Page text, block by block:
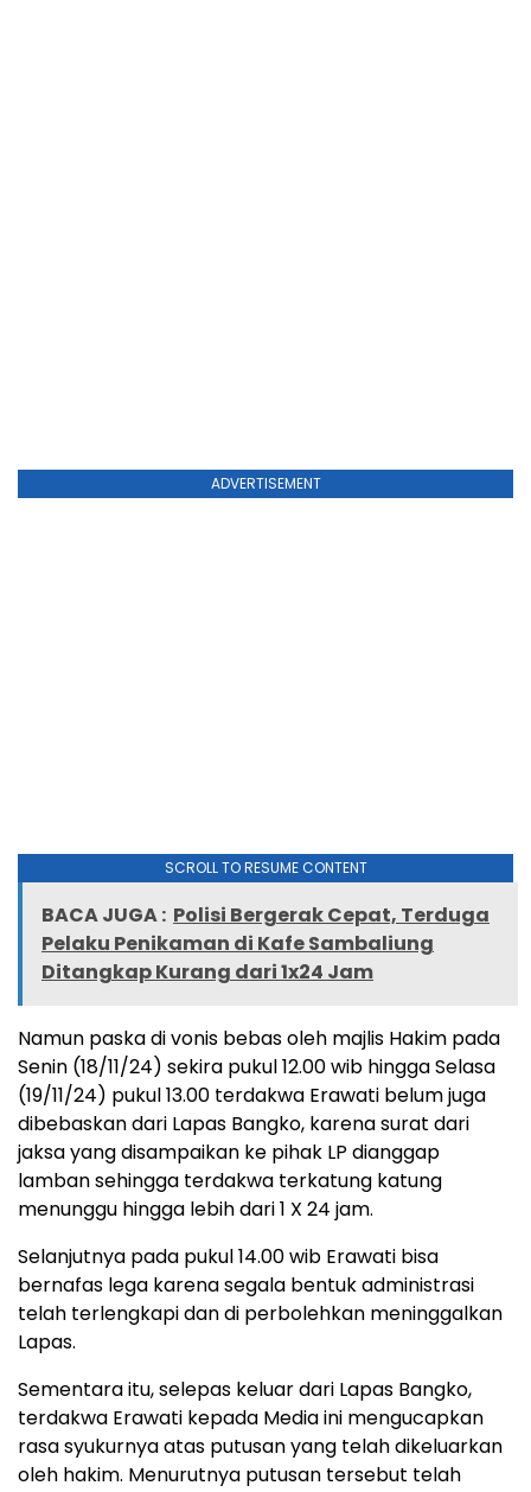
ADVERTISEMENT
SCROLL TO RESUME CONTENT
BACA JUGA : Polisi Bergerak Cepat, Terduga
Pelaku Penikaman di Kafe Sambaliung
Ditangkap Kurang dari 1x24 Jam
Namun paska di vonis bebas oleh majlis Hakim pada
Senin (18/11/24) sekira pukul 12.00 wib hingga Selasa
(19/11/24) pukul 13.00 terdakwa Erawati belum juga
dibebaskan dari Lapas Bangko, karena surat dari
jaksa yang disampaikan ke pihak LP dianggap
lamban sehingga terdakwa terkatung katung
menunggu hingga lebih dari 1 X 24 jam.
Selanjutnya pada pukul 14.00 wib Erawati bisa
bernafas lega karena segala bentuk administrasi
telah terlengkapi dan di perbolehkan meninggalkan
Lapas.
Sementara itu, selepas keluar dari Lapas Bangko,
terdakwa Erawati kepada Media ini mengucapkan
rasa syukurnya atas putusan yang telah dikeluarkan
oleh hakim. Menurutnya putusan tersebut telah